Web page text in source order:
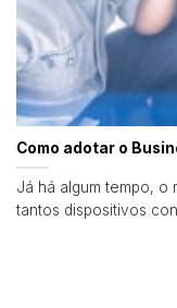
Como adotar o
Já há algum tempo, o
tantos dispositivos